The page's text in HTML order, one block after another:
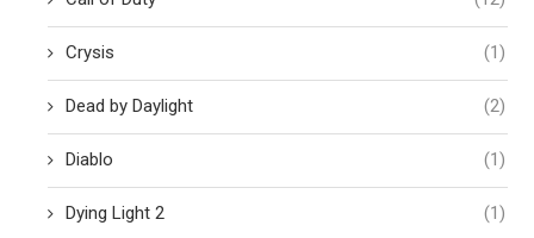
Crysis (1)
Dead by Daylight (2)
Diablo (1)
Dying Light 2 (1)